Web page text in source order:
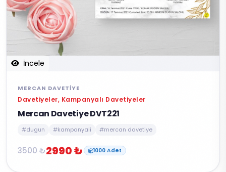
İncele
MERCAN DAVETIYE
Davetiyeler, Kampanyalı Davetiyeler
Mercan Davetiye DVT221
#dugun #kampanyali #mercan davetiye
3500 ₺2990 ₺ 1000 Adet